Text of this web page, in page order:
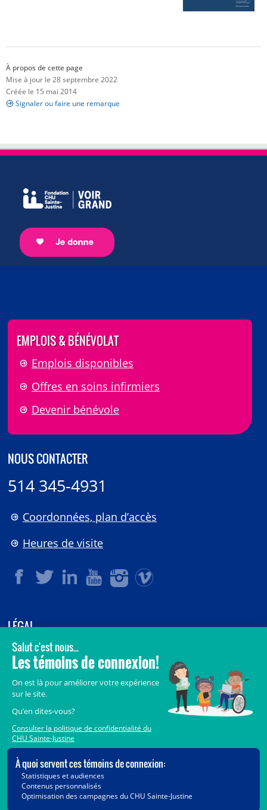
À propos de cette page
Mise à jour le 28 septembre 2022
Créée le 15 mai 2014
Signaler ou faire une remarque
EMPLOIS & BÉNÉVOLAT
Emplois disponibles
Offres en soins infirmiers
Devenir bénévole
NOUS CONTACTER
514 345-4931
Coordonnées, plan d’accès
Heures de visite
LÉGAL
© 2006-2026CHU Sainte-Justine.
Tous droits réservés.
Crédits
Accès aux documents des organismes publics